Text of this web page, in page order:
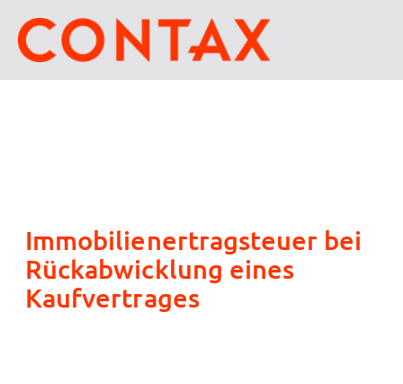
Immobilienertragsteuer bei
Rückabwicklung eines
Kaufvertrages